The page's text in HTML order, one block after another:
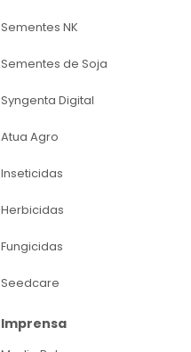
Sementes NK
Sementes de Soja
Syngenta Digital
Atua Agro
Inseticidas
Herbicidas
Fungicidas
Seedcare
Imprensa